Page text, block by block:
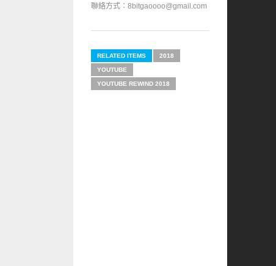
聯絡方式：8bitgaoooo@gmail.com
RELATED ITEMS 2018
YOUTUBE
YOUTUBE REWIND 2018